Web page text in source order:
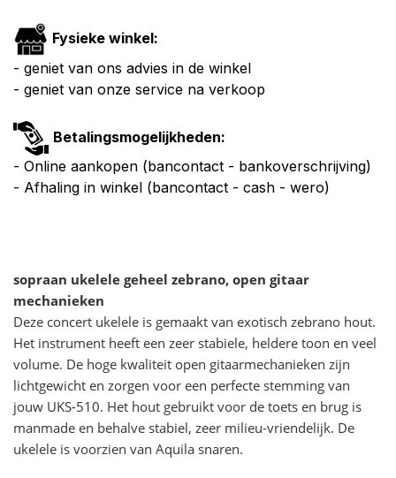
Fysieke winkel:
- geniet van ons advies in de winkel
- geniet van onze service na verkoop
Betalingsmogelijkheden:
- Online aankopen (bancontact - bankoverschrijving)
- Afhaling in winkel (bancontact - cash - wero)
sopraan ukelele geheel zebrano, open gitaar
mechanieken
Deze concert ukelele is gemaakt van exotisch zebrano hout.
Het instrument heeft een zeer stabiele, heldere toon en veel
volume. De hoge kwaliteit open gitaarmechanieken zijn
lichtgewicht en zorgen voor een perfecte stemming van
jouw UKS-510. Het hout gebruikt voor de toets en brug is
manmade en behalve stabiel, zeer milieu-vriendelijk. De
ukelele is voorzien van Aquila snaren.